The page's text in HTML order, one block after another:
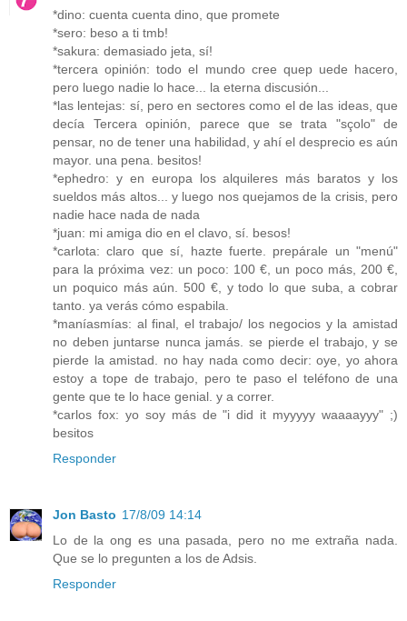
*dino: cuenta cuenta dino, que promete
*sero: beso a ti tmb!
*sakura: demasiado jeta, sí!
*tercera opinión: todo el mundo cree quep uede hacero,
pero luego nadie lo hace... la eterna discusión...
*las lentejas: sí, pero en sectores como el de las ideas, que
decía Tercera opinión, parece que se trata "sçolo" de
pensar, no de tener una habilidad, y ahí el desprecio es aún
mayor. una pena. besitos!
*ephedro: y en europa los alquileres más baratos y los
sueldos más altos... y luego nos quejamos de la crisis, pero
nadie hace nada de nada
*juan: mi amiga dio en el clavo, sí. besos!
*carlota: claro que sí, hazte fuerte. prepárale un "menú"
para la próxima vez: un poco: 100 €, un poco más, 200 €,
un poquico más aún. 500 €, y todo lo que suba, a cobrar
tanto. ya verás cómo espabila.
*maníasmías: al final, el trabajo/ los negocios y la amistad
no deben juntarse nunca jamás. se pierde el trabajo, y se
pierde la amistad. no hay nada como decir: oye, yo ahora
estoy a tope de trabajo, pero te paso el teléfono de una
gente que te lo hace genial. y a correr.
*carlos fox: yo soy más de "i did it myyyyy waaaayyy" ;)
besitos
Responder
Jon Basto 17/8/09 14:14
Lo de la ong es una pasada, pero no me extraña nada.
Que se lo pregunten a los de Adsis.
Responder